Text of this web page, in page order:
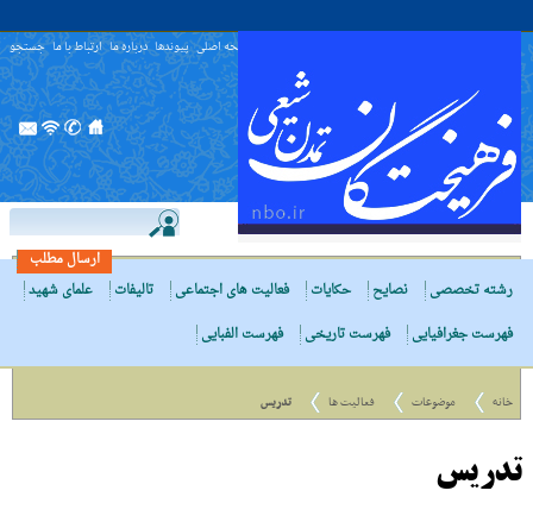
صفحه اصلی پیوندها درباره ما ارتباط با ما جستجو
ارسال مطلب
رشته تخصصی
نصایح حکایات فعالیت های اجتماعی تالیفات
علمای شهید
فهرست جغرافیایی
فهرست تاریخی فهرست الفبایی
خانه موضوعات فعالیت ها تدریس
تدریس